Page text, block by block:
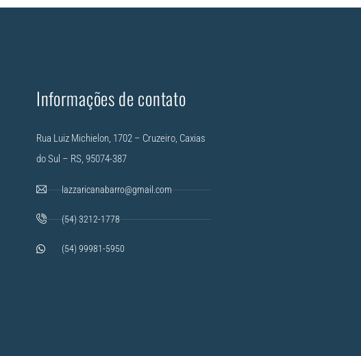
Informações de contato
Rua Luiz Michielon, 1702 – Cruzeiro, Caxias
do Sul – RS, 95074-387
lazzaricanabarro@gmail.com
(54) 3212-1778
(54) 99981-5950